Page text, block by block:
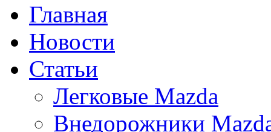
Главная
Новости
Статьи
Легковые Mazda
Внедорожники